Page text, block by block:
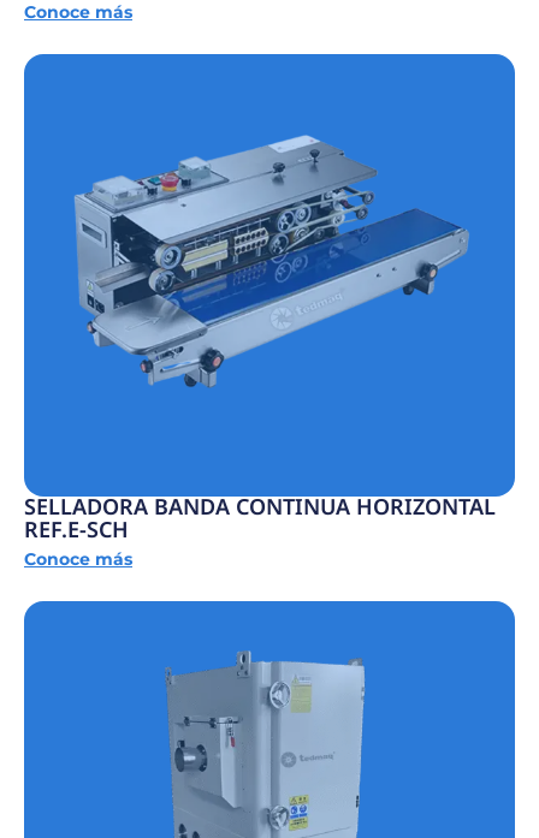
Conoce más
SELLADORA BANDA CONTINUA HORIZONTAL
REF.E-SCH
Conoce más